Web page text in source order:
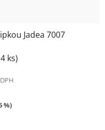
Jadea 7007
ks)
%)